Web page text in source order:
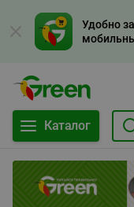
Удобно
Каталог